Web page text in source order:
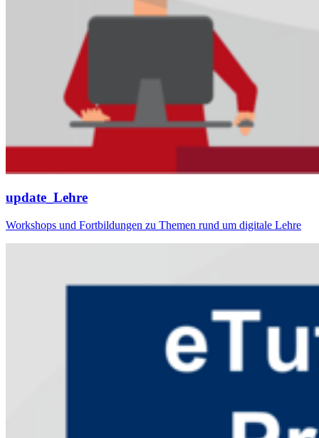
update_Lehre
Workshops und Fortbildungen zu Themen rund um digitale Lehre